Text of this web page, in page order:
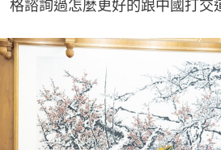
格諮詢過怎麼更好的跟中國打交